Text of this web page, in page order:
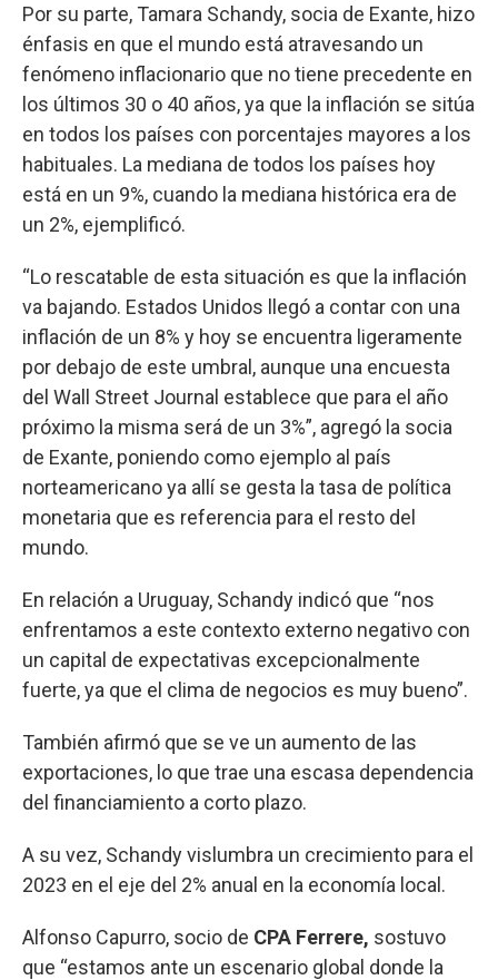
Por su parte, Tamara Schandy, socia de Exante, hizo
énfasis en que el mundo está atravesando un
fenómeno inflacionario que no tiene precedente en
los últimos 30 o 40 años, ya que la inflación se sitúa
en todos los países con porcentajes mayores a los
habituales. La mediana de todos los países hoy
está en un 9%, cuando la mediana histórica era de
un 2%, ejemplificó.
“Lo rescatable de esta situación es que la inflación
va bajando. Estados Unidos llegó a contar con una
inflación de un 8% y hoy se encuentra ligeramente
por debajo de este umbral, aunque una encuesta
del Wall Street Journal establece que para el año
próximo la misma será de un 3%”, agregó la socia
de Exante, poniendo como ejemplo al país
norteamericano ya allí se gesta la tasa de política
monetaria que es referencia para el resto del
mundo.
En relación a Uruguay, Schandy indicó que “nos
enfrentamos a este contexto externo negativo con
un capital de expectativas excepcionalmente
fuerte, ya que el clima de negocios es muy bueno”.
También afirmó que se ve un aumento de las
exportaciones, lo que trae una escasa dependencia
del financiamiento a corto plazo.
A su vez, Schandy vislumbra un crecimiento para el
2023 en el eje del 2% anual en la economía local.
Alfonso Capurro, socio de CPA Ferrere, sostuvo
que “estamos ante un escenario global donde la